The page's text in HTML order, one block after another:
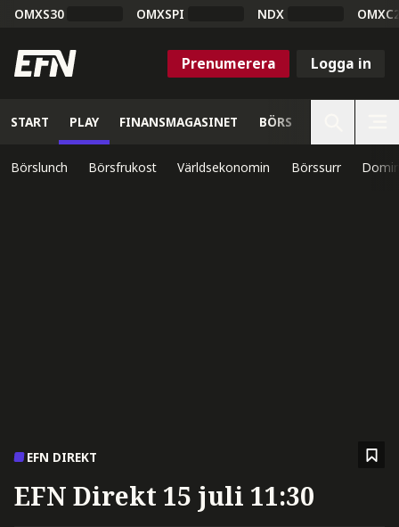
OMXS30 OMXSPI NDX
Prenumerera Logga in
START PLAY FINANSMAGASINET BÖRS
Börslunch Börsfrukost Världsekonomin Börssurr
EFN DIREKT
EFN Direkt 15 juli 11:30